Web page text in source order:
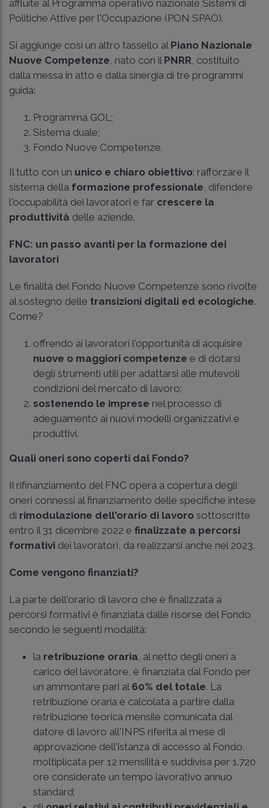
affluite al Programma operativo nazionale Sistemi di
Politiche Attive per l'Occupazione (PON SPAO).
Si aggiunge così un altro tassello al Piano Nazionale
Nuove Competenze , nato con il PNRR , costituito
dalla messa in atto e dalla sinergia di tre programmi
guida:
Programma GOL;
Sistema duale;
Fondo Nuove Competenze.
Il tutto con un unico e chiaro obiettivo: rafforzare il
sistema della formazione professionale , difendere
l'occupabilità dei lavoratori e far crescere la
produttività delle aziende.
FNC: un passo avanti per la formazione dei
lavoratori
Le finalità del Fondo Nuove Competenze sono rivolte
al sostegno delle transizioni digitali ed ecologiche.
Come?
offrendo ai lavoratori l'opportunità di acquisire
nuove o maggiori competenze e di dotarsi
degli strumenti utili per adattarsi alle mutevoli
condizioni del mercato di lavoro;
sostenendo le imprese nel processo di
adeguamento ai nuovi modelli organizzativi e
produttivi.
Quali oneri sono coperti dal Fondo?
Il rifinanziamento del FNC opera a copertura degli
oneri connessi al finanziamento delle specifiche intese
di rimodulazione dell'orario di lavoro sottoscritte
entro il 31 dicembre 2022 e finalizzate a percorsi
formativi dei lavoratori, da realizzarsi anche nel 2023.
Come vengono finanziati?
La parte dell'orario di lavoro che è finalizzata a
percorsi formativi è finanziata dalle risorse del Fondo
secondo le seguenti modalità:
la retribuzione oraria , al netto degli oneri a
carico del lavoratore, è finanziata dal Fondo per
un ammontare pari al 60% del totale. La
retribuzione oraria è calcolata a partire dalla
retribuzione teorica mensile comunicata dal
datore di lavoro all'INPS riferita al mese di
approvazione dell'istanza di accesso al Fondo,
moltiplicata per 12 mensilità e suddivisa per 1.720
ore considerate un tempo lavorativo annuo
standard;